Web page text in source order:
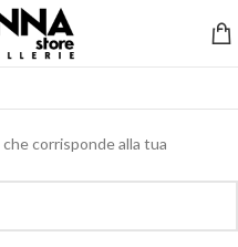
corrisponde alla tua